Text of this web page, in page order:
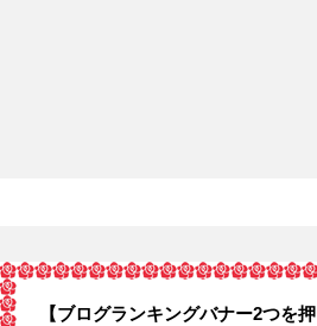
【ブログランキングバナー2つを押